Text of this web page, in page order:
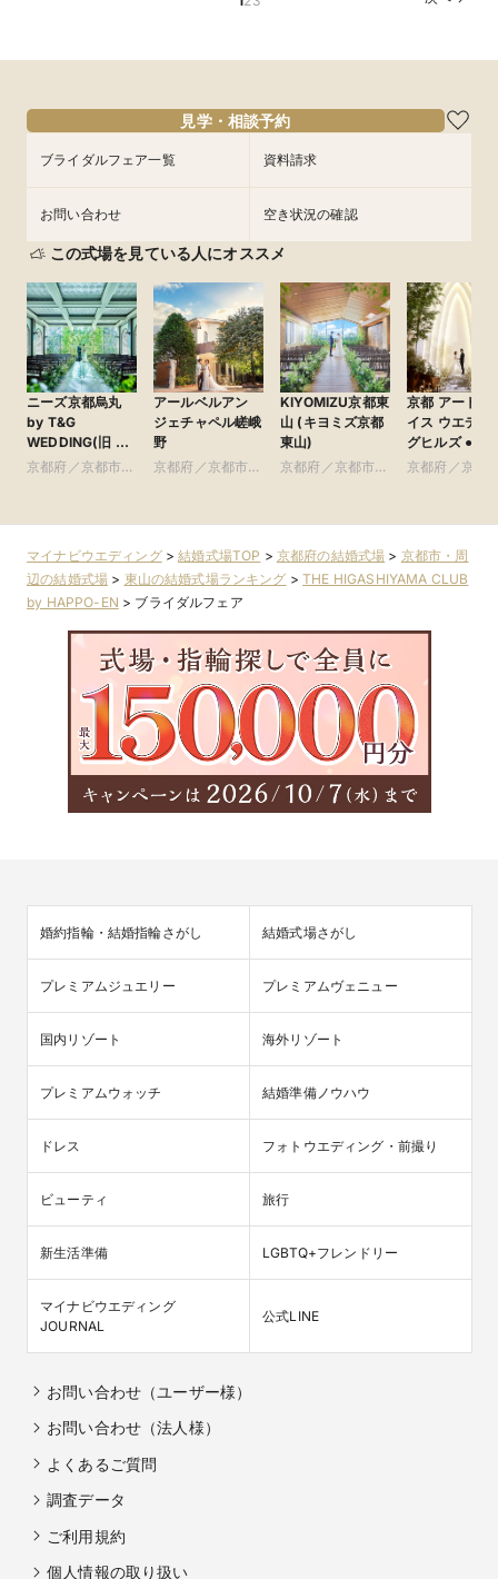
8/31
フェアを予約
8/31
ンク無料UPグレード/衣裳優待etc.このフェア限
11:00〜
14:00〜
フェアを予約
見学・相談予約
ブライダルフェア一覧 資料請求
お問い合わせ 空き状況の確認
この式場を見ている人にオススメ
ニーズ京都烏丸
by T&G
WEDDING(旧 イ
ンスタイルウェ
京都府／京都市・
アールベルアン
ジェチャペル嵯峨
野
京都府／京都市・
KIYOMIZU京都東
山 (キヨミズ京都
東山)
京都府／京都市・
京都 アートグ
イス ウエディ
グヒルズ ●ベスト
ブライダル グ
京都府／京都
マイナビウエディング>結婚式場TOP > 京都府の結婚式場 > 京都市・周
辺の結婚式場 > 東山の結婚式場ランキング >THE HIGASHIYAMA CLUB
by HAPPO-EN > ブライダルフェア
婚約指輪・結婚指輪さがし 結婚式場さがし
プレミアムジュエリー プレミアムヴェニュー
国内リゾート 海外リゾート
プレミアムウォッチ 結婚準備ノウハウ
ドレス フォトウエディング・前撮り
ビューティ 旅行
新生活準備 LGBTQ+フレンドリー
マイナビウエディング
JOURNAL
公式LINE
お問い合わせ（ユーザー様）
お問い合わせ（法人様）
よくあるご質問
調査データ
ご利用規約
個人情報の取り扱い